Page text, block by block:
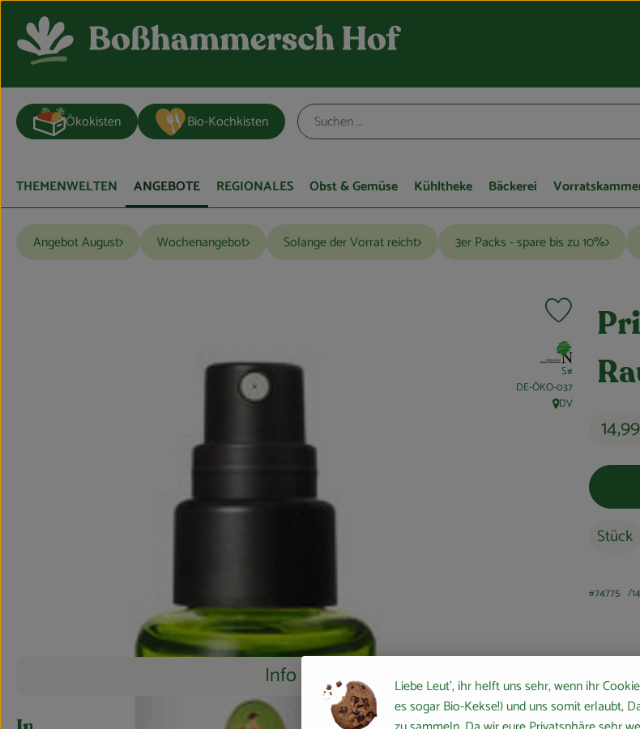
Ökokisten Bio-Kochkisten
THEMENWELTEN ANGEBOTE REGIONALES Obst & Gemüse Kühltheke Bäckerei
Angebot August Wochenangebot Solange der Vorrat reicht 3er Packs - spare bis zu 10%
Produkt zu
, Verband:
S#
, Kontrollstelle:
DE-ÖKO-037
, Herkunft:
DV
Stück
#74775
Rezepte
Info
Entdecke passende Rezepte Es wurden keine passenden Rezepte
Liebe Leut', ihr helft uns sehr, wenn ihr
es sogar Bio-Kekse!) und uns somit erlaubt,